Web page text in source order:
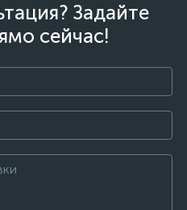
Задайте
сейчас!